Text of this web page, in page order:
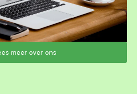
meer over ons